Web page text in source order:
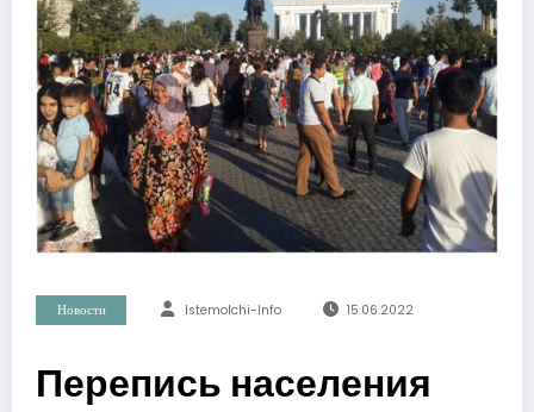
Новости Istemolchi-Info 15.06.2022
Перепись населения